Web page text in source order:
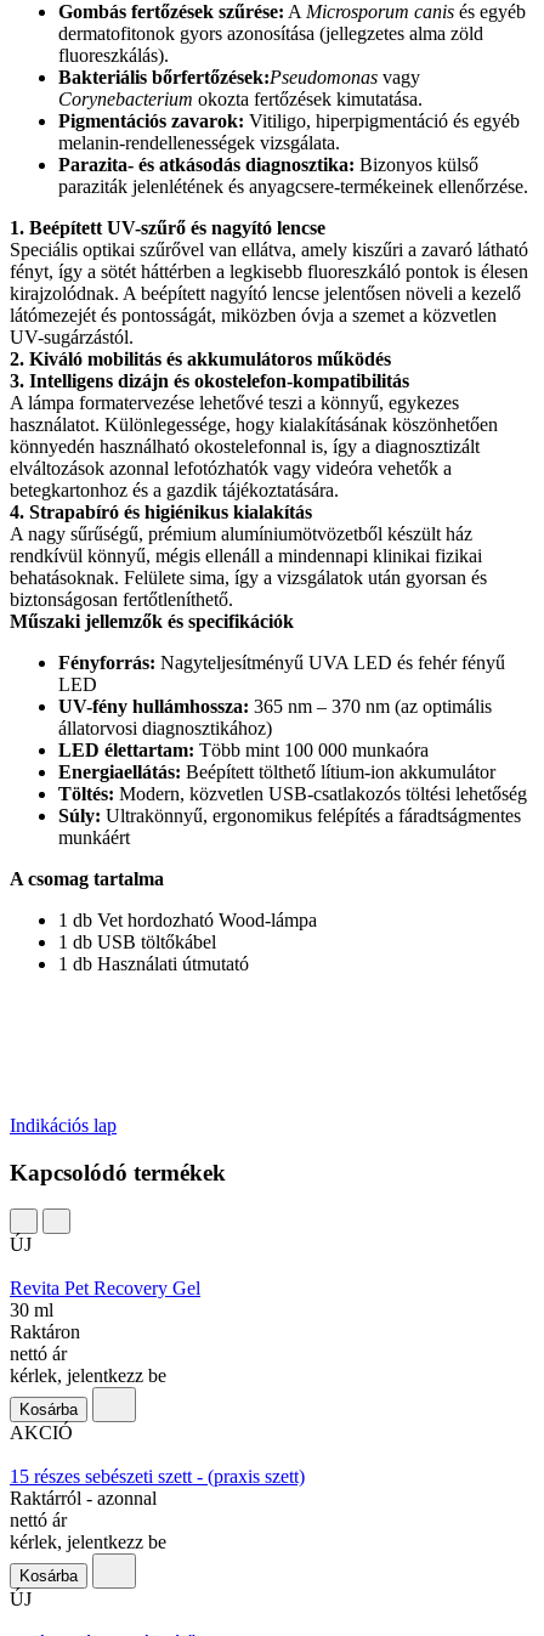
Gombás fertőzések szűrése: A Microsporum canis és egyéb
dermatofitonok gyors azonosítása (jellegzetes alma zöld
fluoreszkálás).
Bakteriális bőrfertőzések:Pseudomonas vagy
Corynebacterium okozta fertőzések kimutatása.
Pigmentációs zavarok: Vitiligo, hiperpigmentáció és egyéb
melanin-rendellenességek vizsgálata.
Parazita- és atkásodás diagnosztika: Bizonyos külső
paraziták jelenlétének és anyagcsere-termékeinek ellenőrzése.
1. Beépített UV-szűrő és nagyító lencse
Speciális optikai szűrővel van ellátva, amely kiszűri a zavaró látható
fényt, így a sötét háttérben a legkisebb fluoreszkáló pontok is élesen
kirajzolódnak. A beépített nagyító lencse jelentősen növeli a kezelő
látómezejét és pontosságát, miközben óvja a szemet a közvetlen
UV-sugárzástól.
2. Kiváló mobilitás és akkumulátoros működés
3. Intelligens dizájn és okostelefon-kompatibilitás
A lámpa formatervezése lehetővé teszi a könnyű, egykezes
használatot. Különlegessége, hogy kialakításának köszönhetően
könnyedén használható okostelefonnal is, így a diagnosztizált
elváltozások azonnal lefotózhatók vagy videóra vehetők a
betegkartonhoz és a gazdik tájékoztatására.
4. Strapabíró és higiénikus kialakítás
A nagy sűrűségű, prémium alumíniumötvözetből készült ház
rendkívül könnyű, mégis ellenáll a mindennapi klinikai fizikai
behatásoknak. Felülete sima, így a vizsgálatok után gyorsan és
biztonságosan fertőtleníthető.
Műszaki jellemzők és specifikációk
Fényforrás: Nagyteljesítményű UVA LED és fehér fényű
LED
UV-fény hullámhossza: 365 nm – 370 nm (az optimális
állatorvosi diagnosztikához)
LED élettartam: Több mint 100 000 munkaóra
Energiaellátás: Beépített tölthető lítium-ion akkumulátor
Töltés: Modern, közvetlen USB-csatlakozós töltési lehetőség
Súly: Ultrakönnyű, ergonomikus felépítés a fáradtságmentes
munkáért
A csomag tartalma
1 db Vet hordozható Wood-lámpa
1 db USB töltőkábel
1 db Használati útmutató
Indikációs lap
Kapcsolódó termékek
ÚJ
Revita Pet Recovery Gel
30 ml
Raktáron
nettó ár
kérlek, jelentkezz be
Kosárba
AKCIÓ
15 részes sebészeti szett - (praxis szett)
Raktárról - azonnal
nettó ár
kérlek, jelentkezz be
Kosárba
ÚJ